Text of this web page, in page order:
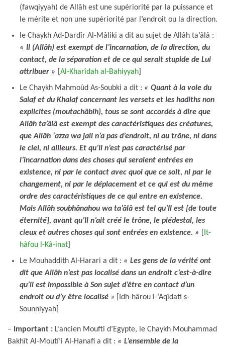
(fawqiyyah) de Allâh est une supériorité par la puissance et
le mérite et non une supériorité par l’endroit ou la direction.
le Chaykh Ad-Dardîr Al-Mâliki a dit au sujet de Allâh ta’âlâ :
« Il (Allâh) est exempt de l’incarnation, de la direction, du
contact, de la séparation et de ce qui serait stupide de Lui
attribuer »
Al-Kharîdah al-Bahiyyah
Le Chaykh Mahmoûd As-Soubki a dit : « Quant à la voie du
Salaf et du Khalaf concernant les versets et les hadiths non
explicites (moutachâbih), tous se sont accordés à dire que
Allâh ta’âlâ est exempt des caractéristiques des créatures,
que Allâh ‘azza wa jall n’a pas d’endroit, ni au trône, ni dans
le ciel, ni ailleurs. Et qu’Il n’est pas caractérisé par
l’incarnation dans des choses qui seraient entrées en
existence, ni par le contact avec quoi que ce soit, ni par le
changement, ni par le déplacement et ce qui est du même
ordre des caractéristiques de ce qui entre en existence.
Mais Allâh soubhânahou wa ta’âlâ est tel qu’Il est [de toute
éternité], avant qu’Il n’ait créé le trône, le piédestal, les
cieux et autres choses qui sont entrées en existence. »
It-
hâfou l-Kâ-inat
Le Mouhaddith Al-Harari a dit : « Les gens de la vérité ont
dit que Allâh n’est pas localisé dans un endroit c’est-à-dire
qu’il est impossible à Son sujet d’être en contact d’un
endroit ou d’y être localisé » [Idh-hârou l-‘Aqîdati s-
Sounniyyah]
– Important : L’ancien Moufti d’Egypte, le Chaykh Mouhammad
Bakhît Al-Moutî’i Al-Hanafi a dit : « L’ensemble de la